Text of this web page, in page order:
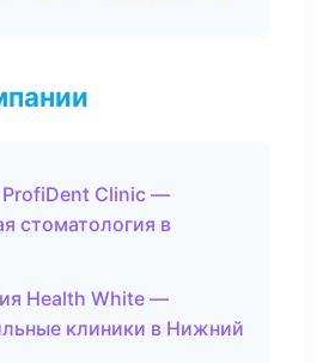
ProfiDent Clinic —
стоматология в
Health White —
клиники в Нижний